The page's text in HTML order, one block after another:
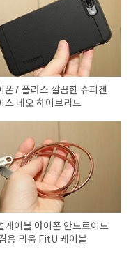
폰7 플러스 깔끔한 슈피겐
스 네오 하이브리드
케이블 아이폰 안드로이드
용 리움 FitU 케이블